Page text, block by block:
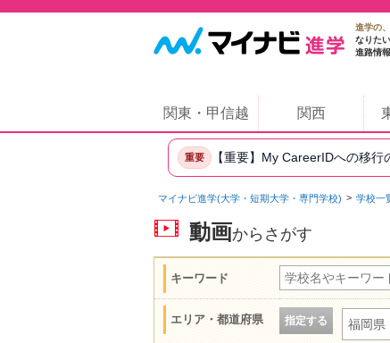
進学の
なりた
進路情
関東・甲信越 関西
重要 【重要】My CareerIDへの移行
マイナビ進学(大学・短期大学・専門学校) 学校一
動画からさがす
キーワード
エリア・都道府県 指定する 福岡県